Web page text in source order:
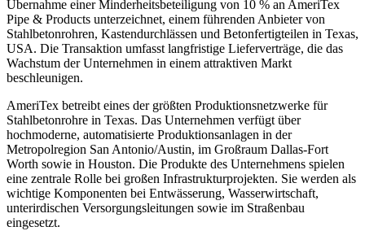
Übernahme einer Minderheitsbeteiligung von 10 % an AmeriTex
Pipe & Products unterzeichnet, einem führenden Anbieter von
Stahlbetonrohren, Kastendurchlässen und Betonfertigteilen in Texas,
USA. Die Transaktion umfasst langfristige Lieferverträge, die das
Wachstum der Unternehmen in einem attraktiven Markt
beschleunigen.
AmeriTex betreibt eines der größten Produktionsnetzwerke für
Stahlbetonrohre in Texas. Das Unternehmen verfügt über
hochmoderne, automatisierte Produktionsanlagen in der
Metropolregion San Antonio/Austin, im Großraum Dallas-Fort
Worth sowie in Houston. Die Produkte des Unternehmens spielen
eine zentrale Rolle bei großen Infrastrukturprojekten. Sie werden als
wichtige Komponenten bei Entwässerung, Wasserwirtschaft,
unterirdischen Versorgungsleitungen sowie im Straßenbau
eingesetzt.